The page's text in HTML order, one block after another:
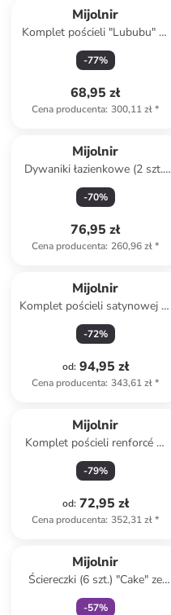
Mijolnir
Komplet pościeli "Lububu" w
kolorze jasnoszarym
-77%
68,95 zł
Cena producenta: 300,11 zł*
Mijolnir
Dywaniki łazienkowe (2 szt.)
w kolorze beżowym
-70%
76,95 zł
Cena producenta: 260,96 zł*
Mijolnir
Komplet pościeli satynowej w
kolorze beżowym
-72%
od: 94,95 zł
Cena producenta: 343,61 zł*
Mijolnir
Komplet pościeli renforcé w
kolorze zielonym
-79%
od: 72,95 zł
Cena producenta: 352,31 zł*
Mijolnir
Ściereczki (6 szt.) "Cake" ze
wzorem do naczyń
-57%